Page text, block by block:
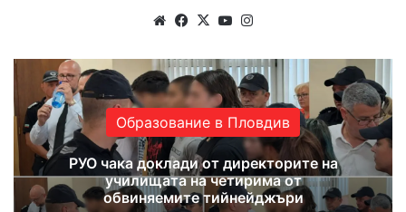
We
te
Fa
bo
ok
X
Yo
ub
e
ra
m
Образование в Пловдив
РУО чака доклади от директорите на
училищата на четирима от
обвиняемите тийнейджъри